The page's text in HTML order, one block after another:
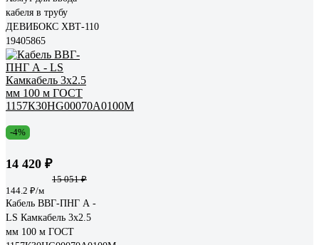
кабеля в трубу
ДЕВИБОКС ХВТ-110
19405865
-4%
14 420 ₽
15 051 ₽
144.2 ₽/м
Кабель ВВГ-ПНГ А -
LS Камкабель 3x2.5
мм 100 м ГОСТ